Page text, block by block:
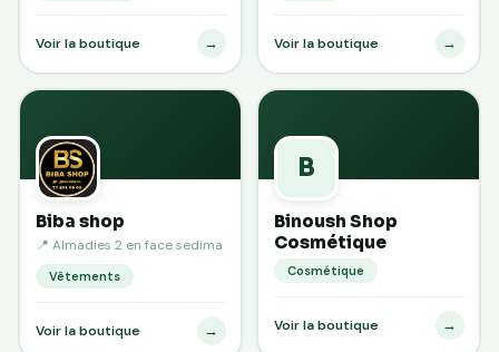
Voir la boutique → Voir la boutique →
Biba shop
📍 Almadies 2 en face sedima
Vêtements
Voir la boutique →
B
Binoush Shop
Cosmétique
Cosmétique
Voir la boutique →